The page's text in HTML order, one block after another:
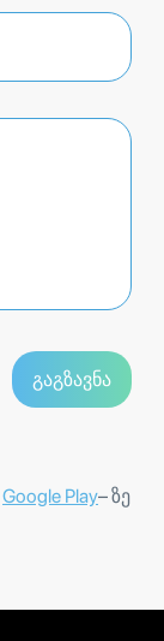
Google Play– ზე